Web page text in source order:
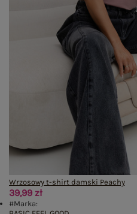
Wrzosowy t-shirt damski Peachy
39,99 zł
#Marka: